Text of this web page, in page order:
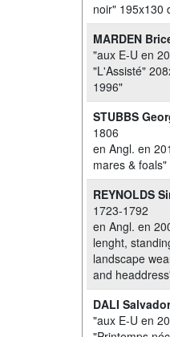
noir" 195x130
MARDEN
"aux E-U en
"L'Assisté"
1996"
STUBBS
1806
en Angl. en
mares &
REYNOLDS
1723-1792
en Angl. en
lenght,
landscape
and
DALI
"aux E-U en